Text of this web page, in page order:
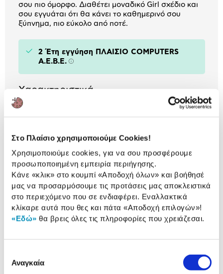
Στο Πλαίσιο χρησιμοποιούμε Cookies!
Χρησιμοποιούμε cookies, για να σου προσφέρουμε
προσωποποιημένη εμπειρία περιήγησης.
Κάνε «κλικ» στο κουμπί «Αποδοχή όλων» και βοήθησέ
μας να προσαρμόσουμε τις προτάσεις μας αποκλειστικά
στο περιεχόμενο που σε ενδιαφέρει. Εναλλακτικά
κλίκαρε αυτά που θες και πάτα «Αποδοχή επιλογών»!
«Εδώ» θα βρεις όλες τις πληροφορίες που χρειάζεσαι.
συγκατάθεσης
Αναγκαία
σου πιο όμορφο. Διαθέτει μοναδικό Girl σχέδιο και
σου εγγυάται ότι θα κάνει το καθημερινό σου
ξύπνημα, πιο εύκολο από ποτέ.
2 Έτη εγγύηση ΠΛΑΙΣΙΟ COMPUTERS
A.E.B.E. Πληροφορίες
Χαρακτηριστικά
Αναλυτική
παρουσίαση
Αναλυτική παρουσίαση
Προδιαγραφές
προϊόντος
Χαρακτηριστικά
Αξιολογήσεις
Σου παρουσιάζουμε τα top sellers